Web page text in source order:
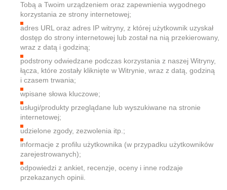
Tobą a Twoim urządzeniem oraz zapewnienia wygodnego
korzystania ze strony internetowej;
adres URL oraz adres IP witryny, z której użytkownik uzyskał
dostęp do strony internetowej lub został na nią przekierowany,
wraz z datą i godziną;
podstrony odwiedzane podczas korzystania z naszej Witryny,
łącza, które zostały kliknięte w Witrynie, wraz z datą, godziną
i czasem trwania;
wpisane słowa kluczowe;
usługi/produkty przeglądane lub wyszukiwane na stronie
internetowej;
udzielone zgody, zezwolenia itp.;
informacje z profilu użytkownika (w przypadku użytkowników
zarejestrowanych);
odpowiedzi z ankiet, recenzje, oceny i inne rodzaje
przekazanych opinii.